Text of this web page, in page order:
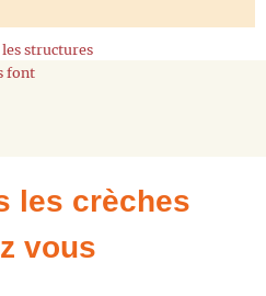
structures
font
les crèches
vous